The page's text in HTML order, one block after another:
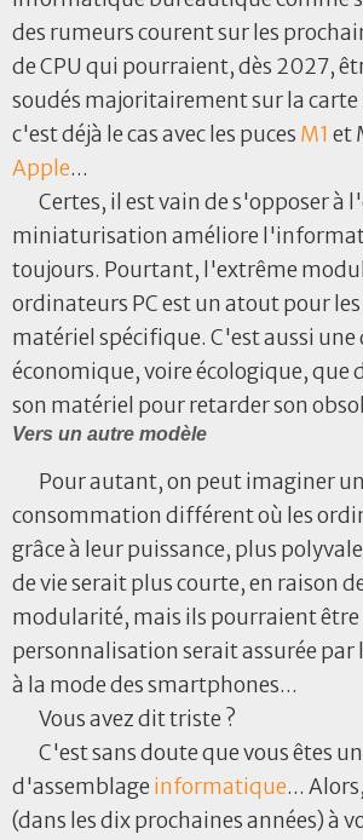
des rumeurs courent sur les
de CPU qui pourraient, dès 2027,
soudés majoritairement sur la carte
c'est déjà le cas avec les puces M1 et
Apple...
Certes, il est vain de s'opposer à
miniaturisation améliore
toujours. Pourtant, l'extrême
ordinateurs PC est un atout pour
matériel spécifique. C'est aussi une
économique, voire écologique, que
son matériel pour retarder son
Vers un autre modèle
Pour autant, on peut imaginer
consommation différent où les
grâce à leur puissance, plus
de vie serait plus courte, en raison
modularité, mais ils pourraient être
personnalisation serait assurée par
à la mode des smartphones...
Vous avez dit triste ?
C'est sans doute que vous êtes
d'assemblage informatique...
(dans les dix prochaines années) à